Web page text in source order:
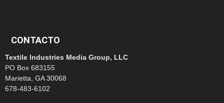
CONTACTO
Textile Industries Media Group, LLC
PO Box 683155
Marietta, GA 30068
678-483-6102